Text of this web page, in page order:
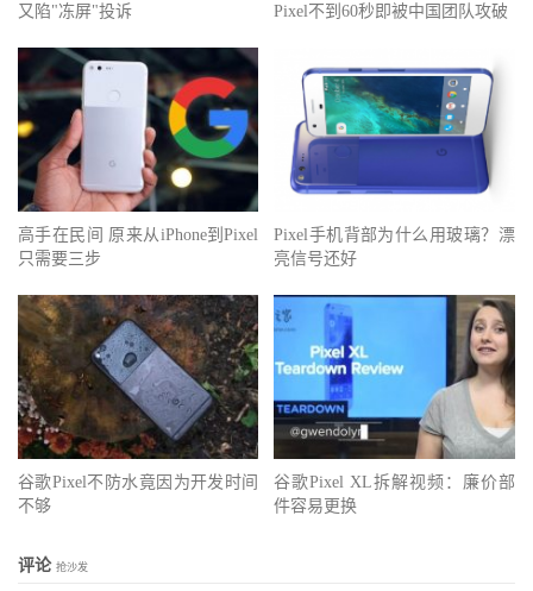
又陷"冻屏"投诉
Pixel不到60秒即被中国团队攻破
高手在民间 原来从iPhone到Pixel
只需要三步
Pixel手机背部为什么用玻璃？漂
亮信号还好
谷歌Pixel不防水竟因为开发时间
不够
谷歌Pixel XL拆解视频：廉价部
件容易更换
评论 抢沙发